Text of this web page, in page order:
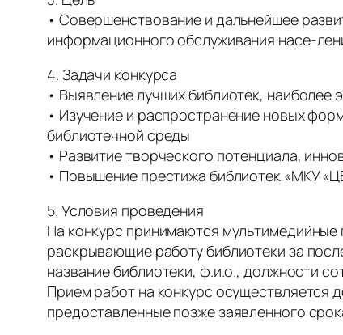
• Совершенствование и дальнейшее
информационного обслуживания насе-
4. Задачи конкурса
• Выявление лучших библиотек,
• Изучение и распространение новых
библиотечной среды
• Развитие творческого потенциала,
• Повышение престижа библиотек «МКУ
5. Условия проведения
На конкурс принимаются
раскрывающие работу библиотеки за
название библиотеки, ф.и.о., должности
Прием работ на конкурс осуществляется
предоставленные позже заявленного